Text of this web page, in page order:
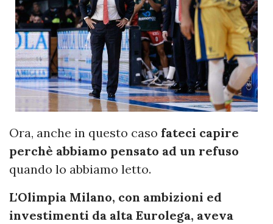
Ora, anche in questo caso fateci capire
perchè abbiamo pensato ad un refuso
quando lo abbiamo letto.
L'Olimpia Milano, con ambizioni ed
investimenti da alta Eurolega, aveva